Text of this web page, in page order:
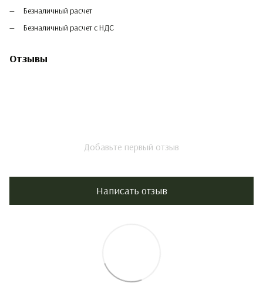
Безналичный расчет
Безналичный расчет с НДС
Отзывы
Добавьте первый отзыв
Написать отзыв